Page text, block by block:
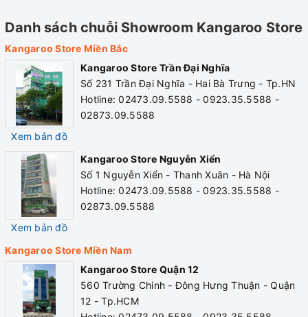
Video Máy lọc nước Kangaroo KG113
Hệ thống gồm 6 cấp lọc bao gồm:
2 Lõi lọc nâng cao với các chức năng bổ sung:
Máy lọc nước Kangaroo KG113
• Lõi số 6 - Bóng gốm: Chứa đựng các hạt gốm siêu nhỏ có
tác dụng chia tách các phân tử nước, tăng lượng Oxy giúp
tế bào cơ thể dễ dàng hấp thụ, tăng quá trình tuần hoàn
máu, giúp chống lão hóa và ngăn ngừa khô da.
Danh sách chuỗi Showroom Kangaroo Store
Kangaroo Store Miền Bắc
Xem bản đồ
Kangaroo Store Trần Đại Nghĩa
Số 231 Trần Đại Nghĩa - Hai Bà Trưng - Tp.HN
Hotline: 02473.09.5588 - 0923.35.5588 -
02873.09.5588
Xem bản đồ
Kangaroo Store Nguyễn Xiển
Số 1 Nguyễn Xiển - Thanh Xuân - Hà Nội
Hotline: 02473.09.5588 - 0923.35.5588 -
02873.09.5588
Kangaroo Store Miền Nam
Kangaroo Store Quận 12
560 Trường Chinh - Đông Hưng Thuận - Quận
12 - Tp.HCM